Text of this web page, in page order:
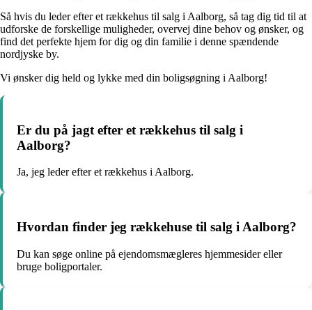
Så hvis du leder efter et rækkehus til salg i Aalborg, så tag dig tid til at
udforske de forskellige muligheder, overvej dine behov og ønsker, og
find det perfekte hjem for dig og din familie i denne spændende
nordjyske by.
Vi ønsker dig held og lykke med din boligsøgning i Aalborg!
Er du på jagt efter et rækkehus til salg i
Aalborg?
Ja, jeg leder efter et rækkehus i Aalborg.
Hvordan finder jeg rækkehuse til salg i Aalborg?
Du kan søge online på ejendomsmægleres hjemmesider eller
bruge boligportaler.